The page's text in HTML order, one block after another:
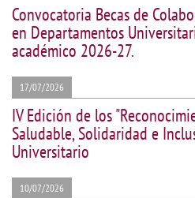
Convocatoria Becas de
en Departamentos
académico 2026-27.
17/07/2026
IV Edición de los
Saludable, Solidaridad e
Universitario
10/07/2026